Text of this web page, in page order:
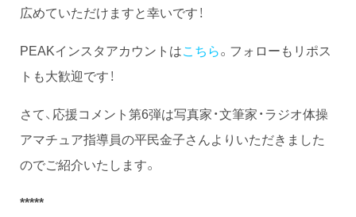
広めていただけますと幸いです！
PEAKインスタアカウントはこちら。フォローもリポス
トも大歓迎です！
さて、応援コメント第6弾は写真家・文筆家・ラジオ体操
アマチュア指導員の平民金子さんよりいただきました
のでご紹介いたします。
*****